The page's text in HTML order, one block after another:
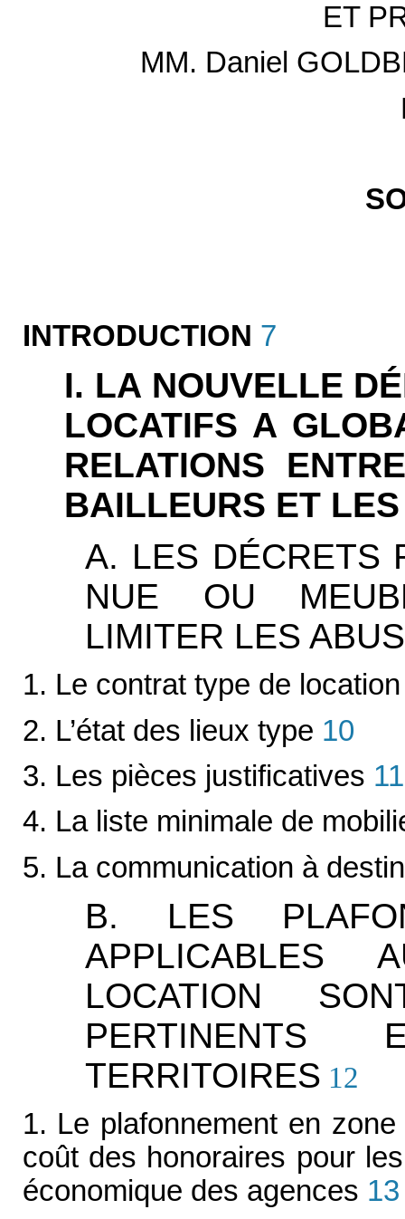
ET
MM. Daniel
INTRODUCTION 7
I. LA NOUVELLE
LOCATIFS A
RELATIONS
BAILLEURS ET
A. LES DÉCRETS
NUE OU
LIMITER LES ABUS
1. Le contrat type de location
2. L’état des lieux type 10
3. Les pièces justificatives 11
4. La liste minimale de
5. La communication à
B. LES
APPLICABLES
LOCATION
PERTINENTS
TERRITOIRES 12
1. Le plafonnement en
coût des honoraires pour
économique des agences 13